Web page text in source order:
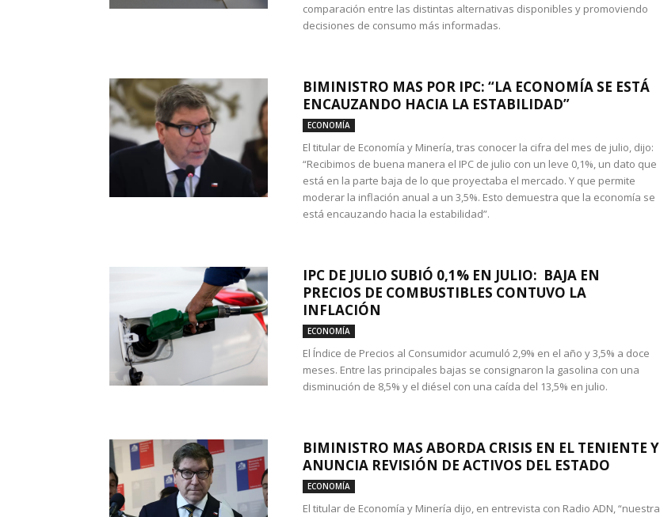
comparación entre las distintas alternativas disponibles y promoviendo
decisiones de consumo más informadas.
BIMINISTRO MAS POR IPC: “LA ECONOMÍA SE ESTÁ
ENCAUZANDO HACIA LA ESTABILIDAD”
ECONOMÍA
El titular de Economía y Minería, tras conocer la cifra del mes de julio, dijo:
“Recibimos de buena manera el IPC de julio con un leve 0,1%, un dato que
está en la parte baja de lo que proyectaba el mercado. Y que permite
moderar la inflación anual a un 3,5%. Esto demuestra que la economía se
está encauzando hacia la estabilidad”.
IPC DE JULIO SUBIÓ 0,1% EN JULIO: BAJA EN
PRECIOS DE COMBUSTIBLES CONTUVO LA
INFLACIÓN
ECONOMÍA
El Índice de Precios al Consumidor acumuló 2,9% en el año y 3,5% a doce
meses. Entre las principales bajas se consignaron la gasolina con una
disminución de 8,5% y el diésel con una caída del 13,5% en julio.
BIMINISTRO MAS ABORDA CRISIS EN EL TENIENTE Y
ANUNCIA REVISIÓN DE ACTIVOS DEL ESTADO
ECONOMÍA
El titular de Economía y Minería dijo, en entrevista con Radio ADN, “nuestra